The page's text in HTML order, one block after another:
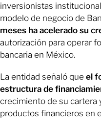
inversionistas
modelo de negocio de
meses ha acelerado su
autorización para operar
bancaria en México.
La entidad señaló que el
estructura de
crecimiento de su cartera
productos financieros en